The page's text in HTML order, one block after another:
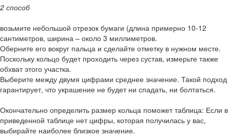
2 способ
возьмите небольшой отрезок бумаги (длина примерно 10-12
сантиметров, ширина – около 3 миллиметров.
Оберните его вокруг пальца и сделайте отметку в нужном месте.
Поскольку кольцо будет проходить через сустав, измерьте также
обхват этого участка.
Выберите между двумя цифрами среднее значение. Такой подход
гарантирует, что украшение не будет ни спадать, ни болтаться.
Окончательно определить размер кольца поможет таблица: Если в
приведенной таблице нет цифры, которая получилась у вас,
выбирайте наиболее близкое значение.